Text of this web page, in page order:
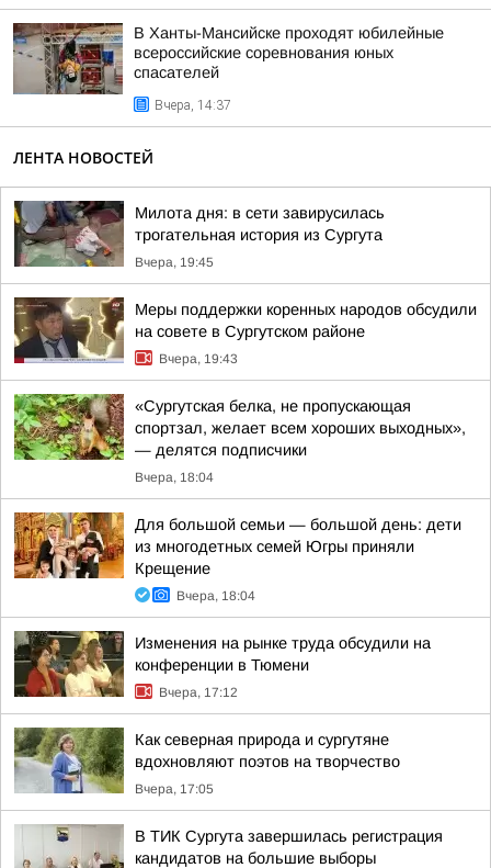
В Ханты-Мансийске проходят юбилейные
всероссийские соревнования юных
спасателей
Вчера, 14:37
ЛЕНТА НОВОСТЕЙ
Милота дня: в сети завирусилась
трогательная история из Сургута
Вчера, 19:45
Меры поддержки коренных народов обсудили
на совете в Сургутском районе
Вчера, 19:43
«Сургутская белка, не пропускающая
спортзал, желает всем хороших выходных»,
— делятся подписчики
Вчера, 18:04
Для большой семьи — большой день: дети
из многодетных семей Югры приняли
Крещение
Вчера, 18:04
Изменения на рынке труда обсудили на
конференции в Тюмени
Вчера, 17:12
Как северная природа и сургутяне
вдохновляют поэтов на творчество
Вчера, 17:05
В ТИК Сургута завершилась регистрация
кандидатов на большие выборы